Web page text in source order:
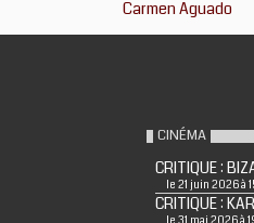
Carmen Aguado
CINÉMA
CRITIQUE :
le 21 juin 2026 à
CRITIQUE :